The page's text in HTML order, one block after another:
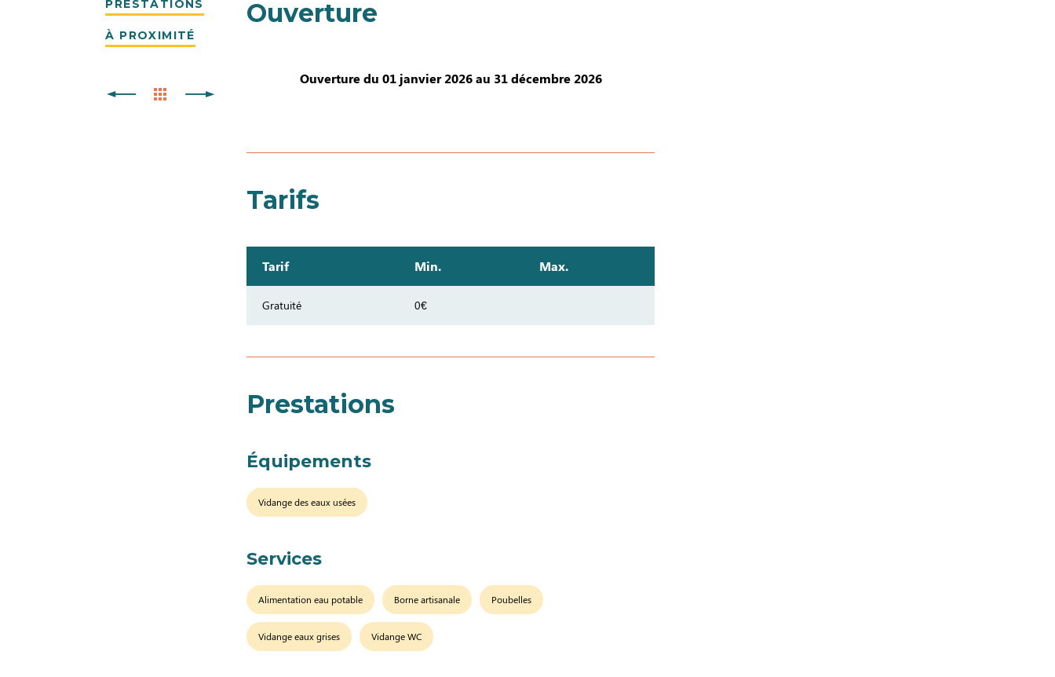
PRESTATIONS
À PROXIMITÉ
Ouverture
Ouverture du 01 janvier 2026 au 31 décembre 2026
Tarifs
Tarif Min. Max.
Gratuité 0€
Prestations
Équipements
Vidange des eaux usées
Services
Alimentation eau potable Borne artisanale Poubelles
Vidange eaux grises Vidange WC